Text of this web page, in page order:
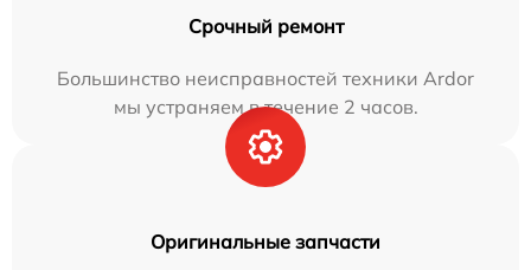
Срочный ремонт
Большинство неисправностей техники Ardor
мы устраняем в течение 2 часов.
Оригинальные запчасти